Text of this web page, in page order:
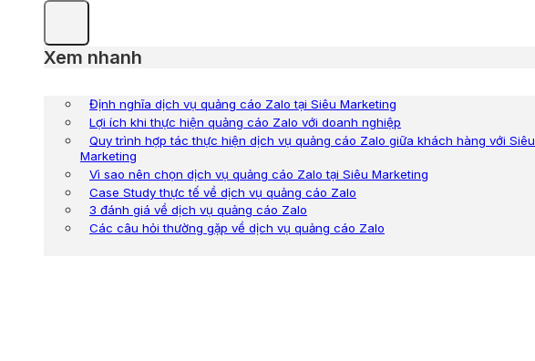
Xem nhanh
Định nghĩa dịch vụ quảng cáo Zalo tại Siêu Marketing
Lợi ích khi thực hiện quảng cáo Zalo với doanh nghiệp
Quy trình hợp tác thực hiện dịch vụ quảng cáo Zalo giữa khách hàng với Siêu
Marketing
Vì sao nên chọn dịch vụ quảng cáo Zalo tại Siêu Marketing
Case Study thực tế về dịch vụ quảng cáo Zalo
3 đánh giá về dịch vụ quảng cáo Zalo
Các câu hỏi thường gặp về dịch vụ quảng cáo Zalo